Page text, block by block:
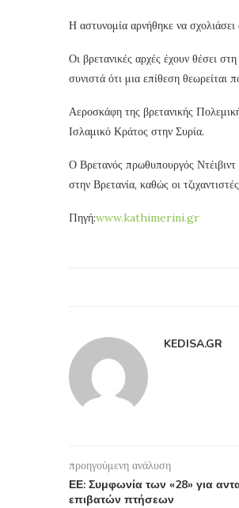
Η αστυνομία αρνήθηκε να σχολιάσει
Οι βρετανικές αρχές έχουν θέσει
συνιστά ότι μια επίθεση θεωρείται
Αεροσκάφη της βρετανικής
Ισλαμικό Κράτος στην Συρία.
Ο Βρετανός πρωθυπουργός Ντέιβιντ
στην Βρετανία, καθώς οι
Πηγή:www.kathimerini.gr
KEDISA.GR
προηγούμενη ανάλυση
ΕΕ: Συμφωνία των «28» για
επιβατών πτήσεων